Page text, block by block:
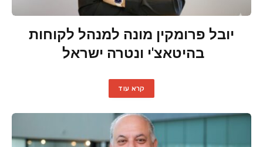
יובל פרומקין מונה למנהל לקוחות
בהיטאצ'י ונטרה ישראל
קרא עוד